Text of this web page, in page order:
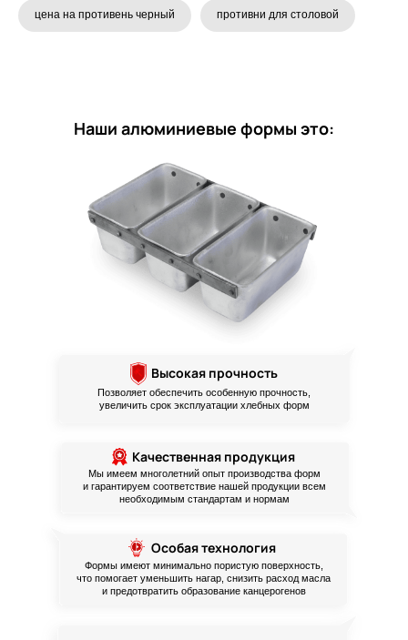
цена на противень черный противни для столовой
Наши алюминиевые формы это:
Позволяет обеспечить особенную прочность,
увеличить срок эксплуатации хлебных форм
Высокая прочность
Мы имеем многолетний опыт производства форм
и гарантируем соответствие нашей продукции всем
необходимым стандартам и нормам
Качественная продукция
Формы имеют минимально пористую поверхность,
что помогает уменьшить нагар, снизить расход масла
и предотвратить образование канцерогенов
Особая технология